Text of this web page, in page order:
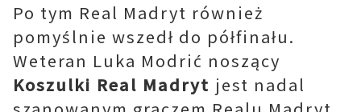
Po tym Real Madryt również
pomyślnie wszedł do półfinału.
Weteran Luka Modrić noszący
Koszulki Real Madryt jest nadal